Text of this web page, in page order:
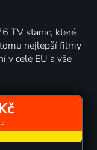
TV stanic, které
nejlepší filmy
v celé EU a vše